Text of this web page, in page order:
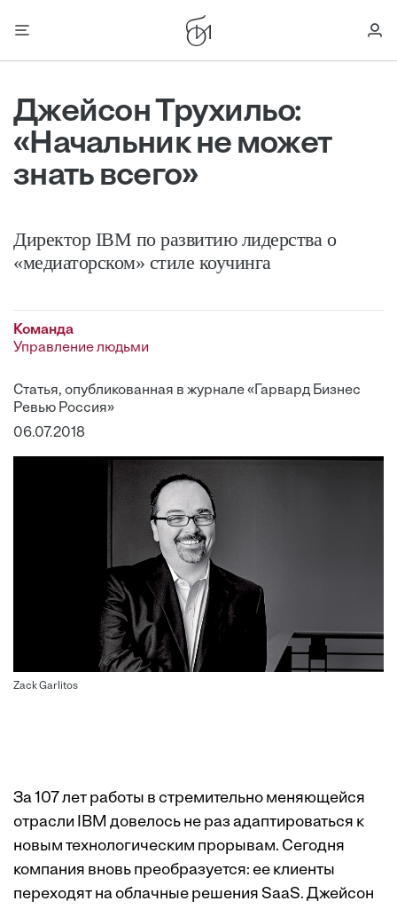
Джейсон Трухильо:
«Начальник не может
знать всего»
Директор IBM по развитию лидерства о
«медиаторском» стиле коучинга
Команда
Управление людьми
Статья, опубликованная в журнале «Гарвард Бизнес
Ревью Россия»
06.07.2018
Zack Garlitos
За 107 лет работы в стремительно меняющейся
отрасли IBM довелось не раз адаптироваться к
новым технологическим прорывам. Сегодня
компания вновь преобразуется: ее клиенты
переходят на облачные решения SaaS. Джейсон